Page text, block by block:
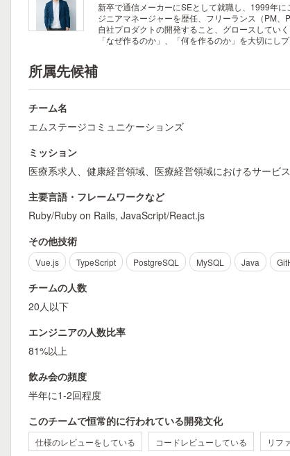
新卒で通信メーカーにSEとして就職し、1999年
ジニアマネージャーを歴任、フリーランス（PM
自社プロダクトの開発すること、グロースしてい
「なぜ作るのか」、「何を作るのか」を大切にし
所属先候補
チーム名
エムステージコミュニケーションズ
ミッション
医療系求人、健康経営領域、医療経営領域におけるサービ
主要言語・フレームワークなど
Ruby/Ruby on Rails, JavaScript/React.js
その他技術
Vue.js TypeScript PostgreSQL MySQL Java
チームの人数
20人以下
エンジニアの人数比率
81%以上
飲み会の頻度
半年に1-2回程度
このチームで恒常的に行われている開発文化
仕様のレビューをしている コードレビューしている リフ